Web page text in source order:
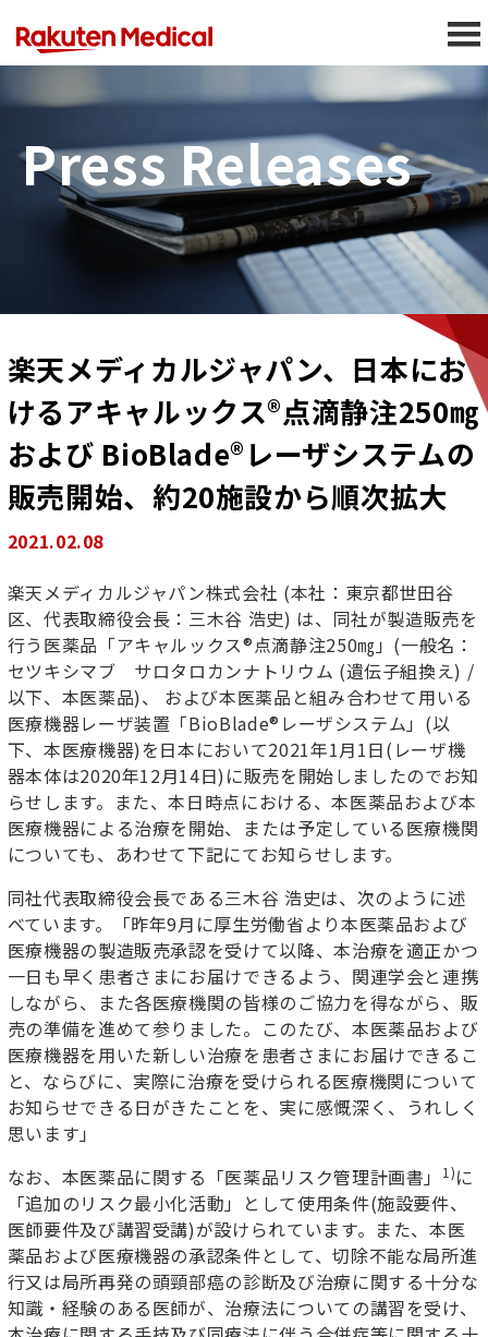
Press Releases
楽天メディカルジャパン、日本にお
けるアキャルックス®点滴静注250㎎
および BioBlade®レーザシステムの
販売開始、約20施設から順次拡大
2021.02.08
楽天メディカルジャパン株式会社 (本社：東京都世田谷
区、代表取締役会長：三木谷 浩史) は、同社が製造販売を
行う医薬品「アキャルックス®点滴静注250㎎」(一般名：
セツキシマブ サロタロカンナトリウム (遺伝子組換え) /
以下、本医薬品)、 および本医薬品と組み合わせて用いる
医療機器レーザ装置「BioBlade®レーザシステム」(以
下、本医療機器)を日本において2021年1月1日(レーザ機
器本体は2020年12月14日)に販売を開始しましたのでお知
らせします。また、本日時点における、本医薬品および本
医療機器による治療を開始、または予定している医療機関
についても、あわせて下記にてお知らせします。
同社代表取締役会長である三木谷 浩史は、次のように述
べています。「昨年9月に厚生労働省より本医薬品および
医療機器の製造販売承認を受けて以降、本治療を適正かつ
一日も早く患者さまにお届けできるよう、関連学会と連携
しながら、また各医療機関の皆様のご協力を得ながら、販
売の準備を進めて参りました。このたび、本医薬品および
医療機器を用いた新しい治療を患者さまにお届けできるこ
と、ならびに、実際に治療を受けられる医療機関について
お知らせできる日がきたことを、実に感慨深く、うれしく
思います」
なお、本医薬品に関する「医薬品リスク管理計画書」
1)に
「追加のリスク最小化活動」として使用条件(施設要件、
医師要件及び講習受講)が設けられています。また、本医
薬品および医療機器の承認条件として、切除不能な局所進
行又は局所再発の頭頸部癌の診断及び治療に関する十分な
知識・経験のある医師が、治療法についての講習を受け、